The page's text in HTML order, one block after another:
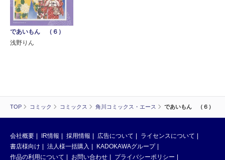
TOP コミック コミックス 角川コミックス・エース であいもん （６）
であいもん （６）
浅野りん
会社概要 IR情報 採用情報 広告について
ライセンスについて
書店様向け
法人様一括購入
KADOKAWAグループ
作品の利用について
お問い合わせ プライバシーポリシー